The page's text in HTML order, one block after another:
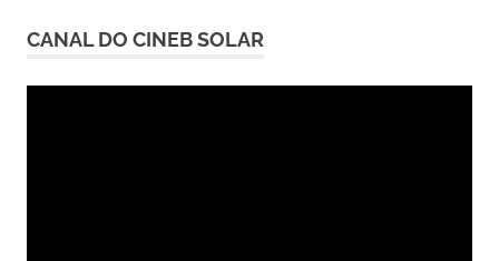
CANAL DO CINEB SOLAR